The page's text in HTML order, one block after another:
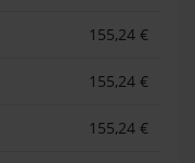
155,24 €
155,24 €
155,24 €